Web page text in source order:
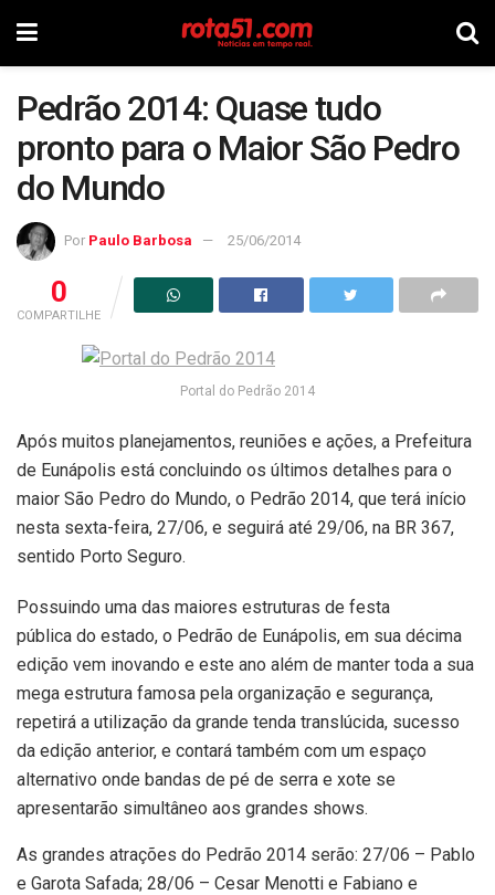
Pedrão 2014: Quase tudo
pronto para o Maior São Pedro
do Mundo
Por Paulo Barbosa 25/06/2014
0
COMPARTILHE
Portal do Pedrão 2014
Após muitos planejamentos, reuniões e ações, a Prefeitura
de Eunápolis está concluindo os últimos detalhes para o
maior São Pedro do Mundo, o Pedrão 2014, que terá início
nesta sexta-feira, 27/06, e seguirá até 29/06, na BR 367,
sentido Porto Seguro.
Possuindo uma das maiores estruturas de festa
pública do estado, o Pedrão de Eunápolis, em sua décima
edição vem inovando e este ano além de manter toda a sua
mega estrutura famosa pela organização e segurança,
repetirá a utilização da grande tenda translúcida, sucesso
da edição anterior, e contará também com um espaço
alternativo onde bandas de pé de serra e xote se
apresentarão simultâneo aos grandes shows.
As grandes atrações do Pedrão 2014 serão: 27/06 – Pablo
e Garota Safada; 28/06 – Cesar Menotti e Fabiano e